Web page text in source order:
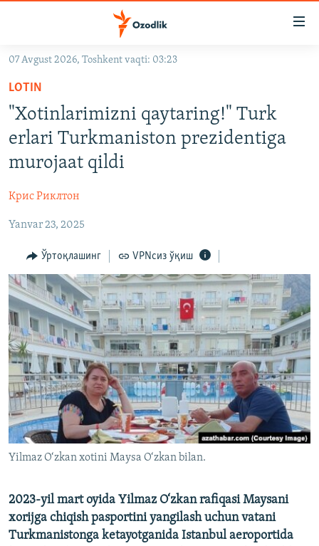
Асосий
навигацияга
ўтинг
Қидиришга
ўтинг
OZODVIDEO
OZODARXIV
На русском
ИЖТИМОИЙ ТАРМОҚЛАР
Озодлик бошқа тилларда
07 Avgust 2026, Toshkent vaqti: 03:23
LOTIN
"Xotinlarimizni qaytaring!" Turk
erlari Turkmaniston prezidentiga
murojaat qildi
Крис Риклтон
Yanvar 23, 2025
Ўртоқлашинг VPNсиз ўқиш
Yilmaz O‘zkan xotini Maysa O‘zkan bilan.
2023-yil mart oyida Yilmaz O‘zkan rafiqasi Maysani
xorijga chiqish pasportini yangilash uchun vatani
Turkmanistonga ketayotganida Istanbul aeroportida